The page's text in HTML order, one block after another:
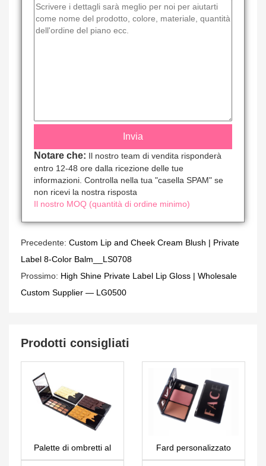
Notare che: Il nostro team di vendita risponderà
entro 12-48 ore dalla ricezione delle tue
informazioni. Controlla nella tua "casella SPAM" se
non ricevi la nostra risposta
Il nostro MOQ (quantità di ordine minimo)
Precedente: Custom Lip and Cheek Cream Blush | Private
Label 8-Color Balm__LS0708
Prossimo: High Shine Private Label Lip Gloss | Wholesale
Custom Supplier — LG0500
Prodotti consigliati
Palette di ombretti al
cioccolato a 15 colori
Fard personalizzato
PS0160